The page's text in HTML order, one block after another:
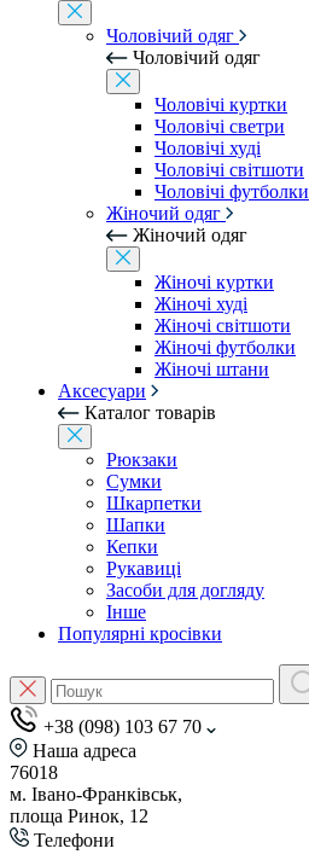
Чоловічий одяг
Чоловічий одяг
Чоловічі куртки
Чоловічі светри
Чоловічі худі
Чоловічі світшоти
Чоловічі футболки
Жіночий одяг
Жіночий одяг
Жіночі куртки
Жіночі худі
Жіночі світшоти
Жіночі футболки
Жіночі штани
Аксесуари
Каталог товарів
Рюкзаки
Сумки
Шкарпетки
Шапки
Кепки
Рукавиці
Засоби для догляду
Інше
Популярні кросівки
+38 (098) 103 67 70
Наша адреса
76018
м. Івано-Франківськ,
площа Ринок, 12
Телефони